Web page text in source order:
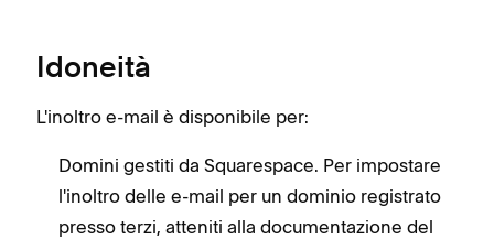
Idoneità
L'inoltro e-mail è disponibile per:
Domini gestiti da Squarespace. Per impostare
l'inoltro delle e-mail per un dominio registrato
presso terzi, atteniti alla documentazione del